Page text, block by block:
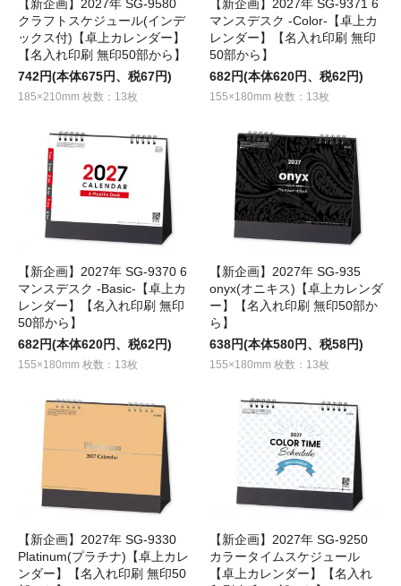
【新企画】2027年 SG-9580
クラフトスケジュール(インデ
ックス付)【卓上カレンダー】
【名入れ印刷 無印50部から】
742円(本体675円、税67円)
185×210mm 枚数：13枚
【新企画】2027年 SG-9371 6
マンスデスク -Color-【卓上カ
レンダー】【名入れ印刷 無印
50部から】
682円(本体620円、税62円)
155×180mm 枚数：13枚
【新企画】2027年 SG-9370 6
マンスデスク -Basic-【卓上カ
レンダー】【名入れ印刷 無印
50部から】
682円(本体620円、税62円)
155×180mm 枚数：13枚
【新企画】2027年 SG-935
onyx(オニキス)【卓上カレンダ
ー】【名入れ印刷 無印50部か
ら】
638円(本体580円、税58円)
155×180mm 枚数：13枚
【新企画】2027年 SG-9330
Platinum(プラチナ)【卓上カレ
ンダー】【名入れ印刷 無印50
【新企画】2027年 SG-9250
カラータイムスケジュール
【卓上カレンダー】【名入れ